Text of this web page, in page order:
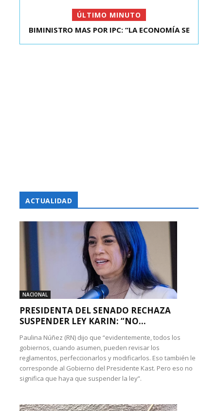
ÚLTIMO MINUTO
KAST SE REUNIÓ CON EL PRESIDENTE ELECTO DE
BIMINISTRO MAS POR IPC: “LA ECONOMÍA SE
ACTUALIDAD
NACIONAL
PRESIDENTA DEL SENADO RECHAZA
SUSPENDER LEY KARIN: “NO...
Paulina Núñez (RN) dijo que “evidentemente, todos los
gobiernos, cuando asumen, pueden revisar los
reglamentos, perfeccionarlos y modificarlos. Eso también le
corresponde al Gobierno del Presidente Kast. Pero eso no
significa que haya que suspender la ley”.